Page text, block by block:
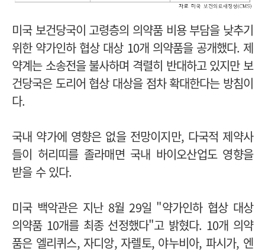
미국 보건당국이 고령층의 의약품 비용 부담을 낮추기
위한 약가인하 협상 대상 10개 의약품을 공개했다. 제
약계는 소송전을 불사하며 격렬히 반대하고 있지만 보
건당국은 도리어 협상 대상을 점차 확대한다는 방침이
다.
국내 약가에 영향은 없을 전망이지만, 다국적 제약사
들이 허리띠를 졸라매면 국내 바이오산업도 영향을
받을 수 있다.
미국 백악관은 지난 8월 29일 "약가인하 협상 대상
의약품 10개를 최종 선정했다"고 밝혔다. 10개 의약
품은 엘리퀴스, 자디앙, 자렐토, 야누비아, 파시가, 엔